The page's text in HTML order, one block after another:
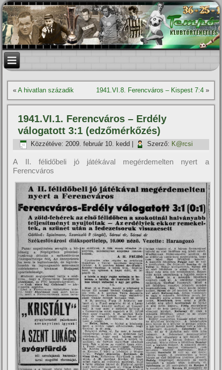
«A hivatlan századik 1941.VI.8. Ferencváros – Kispest 7:4»
1941.VI.1. Ferencváros – Erdély
válogatott 3:1 (edzőmérkőzés)
Közzétéve: 2009. február 10. kedd Szerző: K@rcsi
A II. félidőbeli jó játékával megérdemelten nyert a
Ferencváros